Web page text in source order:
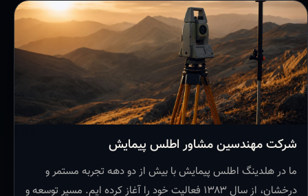
شرکت مهندسین مشاور اطلس پیمایش
ما در هلدینگ اطلس پیمایش با بیش از دو دهه تجربه مستمر و
درخشان، از سال ۱۳۸۳ فعالیت خود را آغاز کرده ایم. مسیر توسعه و